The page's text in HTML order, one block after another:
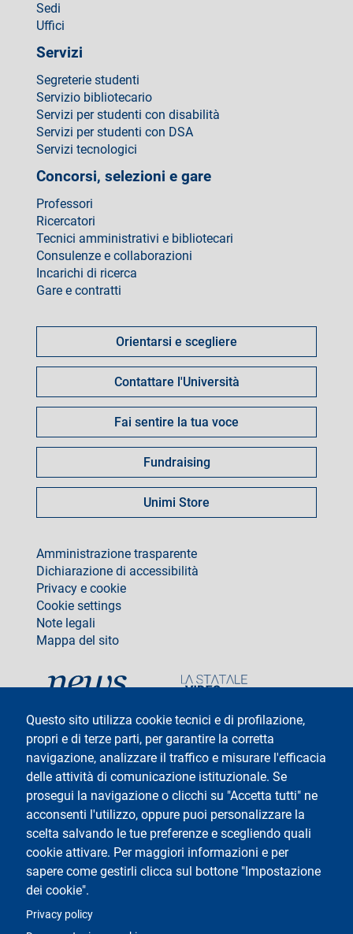
Questo sito utilizza cookie tecnici e di profilazione,
propri e di terze parti, per garantire la corretta
navigazione, analizzare il traffico e misurare l'efficacia
delle attività di comunicazione istituzionale. Se
prosegui la navigazione o clicchi su "Accetta tutti" ne
acconsenti l'utilizzo, oppure puoi personalizzare la
scelta salvando le tue preferenze e scegliendo quali
cookie attivare. Per maggiori informazioni e per
sapere come gestirli clicca sul bottone "Impostazione
dei cookie".
Privacy policy
Sedi
Uffici
Servizi
Segreterie studenti
Servizio bibliotecario
Servizi per studenti con disabilità
Servizi per studenti con DSA
Servizi tecnologici
Concorsi, selezioni e gare
Professori
Ricercatori
Tecnici amministrativi e bibliotecari
Consulenze e collaborazioni
Incarichi di ricerca
Gare e contratti
fare
Orientarsi e scegliere
Contattare l'Università
Fai sentire la tua voce
Fundraising
Unimi Store
footer
Amministrazione trasparente
Dichiarazione di accessibilità
Privacy e cookie
Cookie settings
Note legali
Mappa del sito
Testo
Università degli Studi di Milano
Via Festa del Perdono 7 - 20122 Milano
Tel: +39 02 5032 5032
InformaStudenti
Posta Elettronica Certificata
C.F. 80012650158 - P.I. 03064870151
Codice LEI
social
Logo